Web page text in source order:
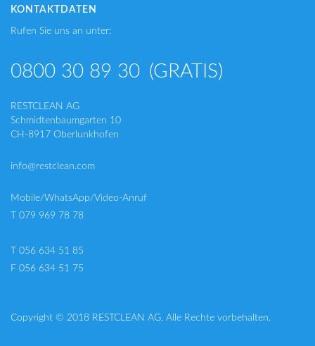
KONTAKTDATEN
Rufen Sie uns an unter:
0800 30 89 30 (GRATIS)
RESTCLEAN AG
Schmidtenbaumgarten 10
CH-8917 Oberlunkhofen
info@restclean.com
Mobile/WhatsApp/Video-Anruf
T 079 969 78 78
T 056 634 51 85
F 056 634 51 75
Copyright © 2018 RESTCLEAN AG. Alle Rechte vorbehalten.